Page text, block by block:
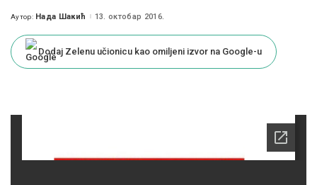
Posted
Аутор: Нада Шакић 13. октобар 2016.
Dodaj Zelenu učionicu kao omiljeni izvor na Google-u